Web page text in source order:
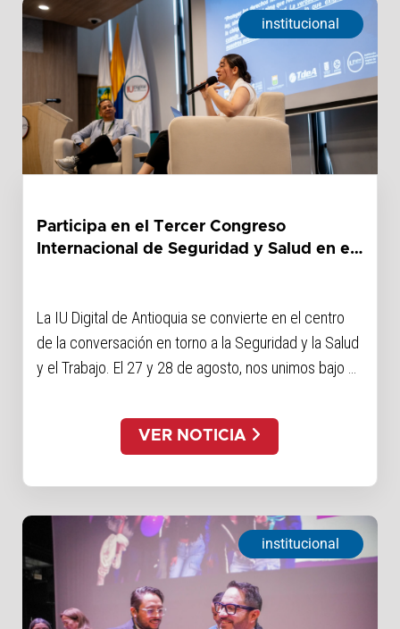
institucional
Participa en el Tercer Congreso
Internacional de Seguridad y Salud en el
La IU Digital de Antioquia se convierte en el centro
de la conversación en torno a la Seguridad y la Salud
y el Trabajo. El 27 y 28 de agosto, nos unimos bajo el
VER NOTICIA
institucional